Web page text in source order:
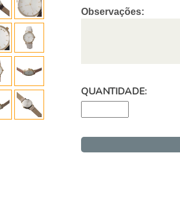
Observações:
QUANTIDADE: